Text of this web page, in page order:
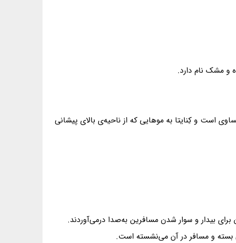
و مشک نام دارد.
است و کِنایتا به موهایی که از ناحیه‌ی بالای پیشانی
بیدار و سوار شدن مسافرین به‌صدا درمی‌آوردند.
بسته و مسافر در آن می‌نشسته است.